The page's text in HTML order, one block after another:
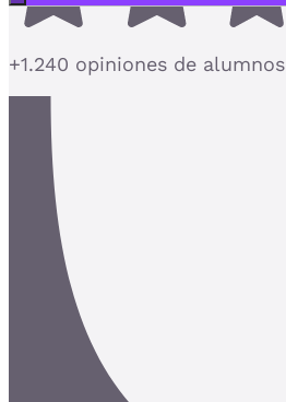
+1.240 opiniones de alumnos